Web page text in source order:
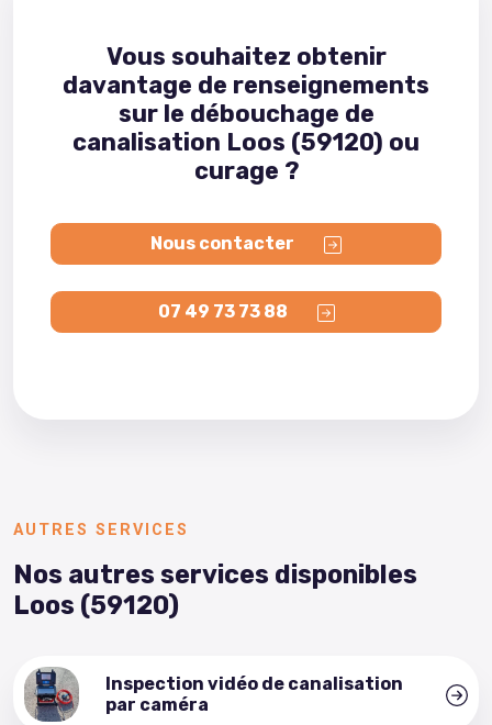
Vous souhaitez obtenir
davantage de renseignements
sur le débouchage de
canalisation Loos (59120) ou
curage ?
Nous contacter
07 49 73 73 88
AUTRES SERVICES
Nos autres services disponibles
Loos (59120)
Inspection vidéo de canalisation
par caméra